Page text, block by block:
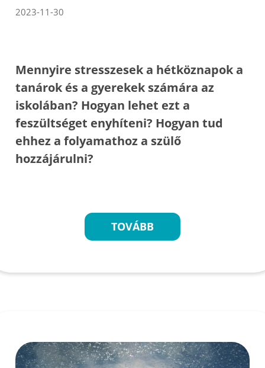
2023-11-30
Mennyire stresszesek a hétköznapok a
tanárok és a gyerekek számára az
iskolában? Hogyan lehet ezt a
feszültséget enyhíteni? Hogyan tud
ehhez a folyamathoz a szülő
hozzájárulni?
TOVÁBB